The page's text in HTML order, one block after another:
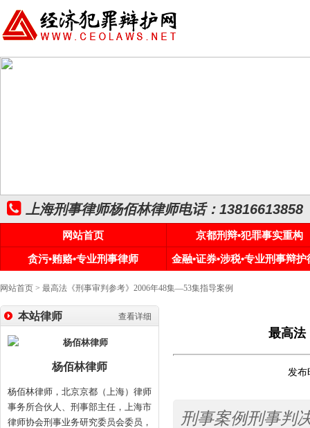
上海刑事律师杨佰林律师电话：13816613858
网站首页
京都刑辩•犯罪事实重构
贪污•贿赂•专业刑事律师
金融•证券•涉税•专业刑事辩护
网站首页 > 最高法《刑事审判参考》2006年48集—53集指导案例
查看详细
本站律师
杨佰林律师
杨佰林律师，北京京都（上海）律师
事务所合伙人、刑事部主任，上海市
律师协会刑事业务研究委员会委员，
最高法
发
刑事案例刑事判